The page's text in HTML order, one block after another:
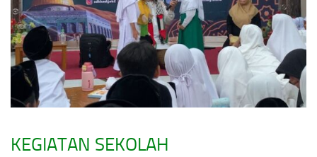
KEGIATAN SEKOLAH